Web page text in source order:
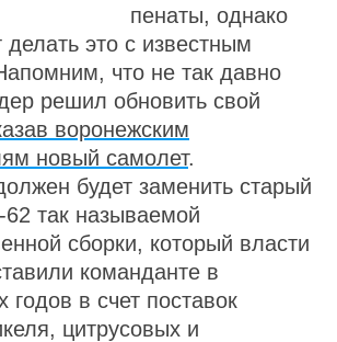
пенаты, однако
делать это с известным
что не так давно
решил обновить свой
воронежским
новый самолет.
будет заменить старый
62 так называемой
сборки, который власти
команданте в
годов в счет поставок
цитрусовых и